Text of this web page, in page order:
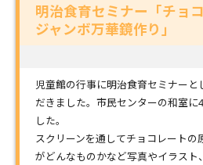
明治食育セミナー「チョ
ジャンボ万華鏡作り」
児童館の行事に明治食育セミナー
だきました。市民センターの和室に
した。
スクリーンを通してチョコレートの
がどんなものかなど写真やイラス